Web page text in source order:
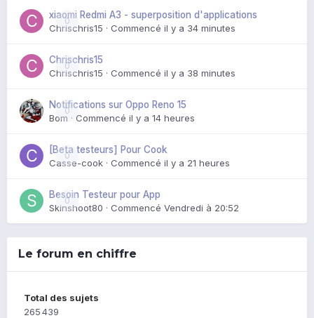
0
xiaomi Redmi A3 - superposition d'applications
Chrischris15 · Commencé il y a 34 minutes
0
Chrischris15
Chrischris15 · Commencé il y a 38 minutes
0
Notifications sur Oppo Reno 15
Bom · Commencé il y a 14 heures
0
[Beta testeurs] Pour Cook
Casse-cook · Commencé il y a 21 heures
0
Besoin Testeur pour App
Skinshoot80 · Commencé Vendredi à 20:52
Le forum en chiffre
Total des sujets
265 439